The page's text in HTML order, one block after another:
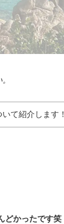
て紹介します！
どかったです笑